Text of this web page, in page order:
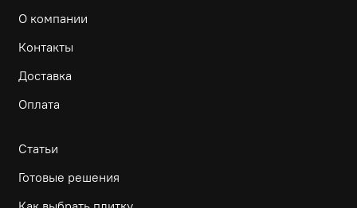
О компании
Контакты
Доставка
Оплата
Статьи
Готовые решения